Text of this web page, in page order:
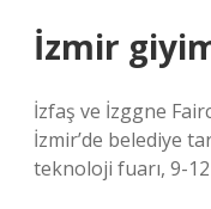
İzmir
İzfaş ve İzggne
İzmir’de belediye
teknoloji fuarı, 9-